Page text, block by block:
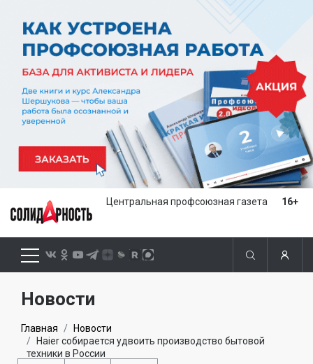
Центральная профсоюзная газета 16+
Новости
Главная
Новости
Haier собирается удвоить производство бытовой
техники в России